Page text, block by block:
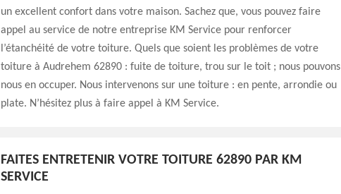
un excellent confort dans votre maison. Sachez que, vous pouvez faire
appel au service de notre entreprise KM Service pour renforcer
l’étanchéité de votre toiture. Quels que soient les problèmes de votre
toiture à Audrehem 62890 : fuite de toiture, trou sur le toit ; nous pouvons
nous en occuper. Nous intervenons sur une toiture : en pente, arrondie ou
plate. N’hésitez plus à faire appel à KM Service.
FAITES ENTRETENIR VOTRE TOITURE 62890 PAR KM
SERVICE